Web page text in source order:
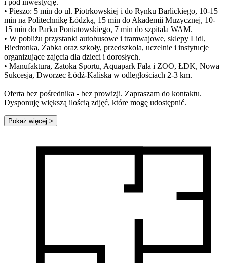
i pod inwestycję.
• Pieszo: 5 min do ul. Piotrkowskiej i do Rynku Barlickiego, 10-15
min na Politechnikę Łódzką, 15 min do Akademii Muzycznej, 10-
15 min do Parku Poniatowskiego, 7 min do szpitala WAM.
• W pobliżu przystanki autobusowe i tramwajowe, sklepy Lidl,
Biedronka, Żabka oraz szkoły, przedszkola, uczelnie i instytucje
organizujące zajęcia dla dzieci i dorosłych.
• Manufaktura, Zatoka Sportu, Aquapark Fala i ZOO, ŁDK, Nowa
Sukcesja, Dworzec Łódź-Kaliska w odległościach 2-3 km.
Oferta bez pośrednika - bez prowizji. Zapraszam do kontaktu.
Dysponuję większą ilością zdjęć, które mogę udostępnić.
Pokaż więcej >